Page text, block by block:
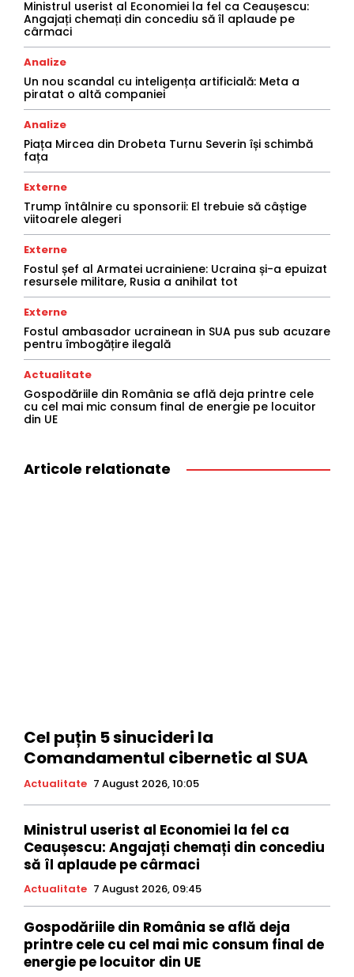
Ministrul userist al Economiei la fel ca Ceaușescu:
Angajați chemați din concediu să îl aplaude pe
cârmaci
Analize
Un nou scandal cu inteligența artificială: Meta a
piratat o altă companiei
Analize
Piața Mircea din Drobeta Turnu Severin își schimbă
fața
Externe
Trump întâlnire cu sponsorii: El trebuie să câștige
viitoarele alegeri
Externe
Fostul șef al Armatei ucrainiene: Ucraina și-a epuizat
resursele militare, Rusia a anihilat tot
Externe
Fostul ambasador ucrainean in SUA pus sub acuzare
pentru îmbogățire ilegală
Actualitate
Gospodăriile din România se află deja printre cele
cu cel mai mic consum final de energie pe locuitor
din UE
Articole relationate
Cel puțin 5 sinucideri la
Comandamentul cibernetic al SUA
Actualitate 7 August 2026, 10:05
Ministrul userist al Economiei la fel ca
Ceaușescu: Angajați chemați din concediu
să îl aplaude pe cârmaci
Actualitate 7 August 2026, 09:45
Gospodăriile din România se află deja
printre cele cu cel mai mic consum final de
energie pe locuitor din UE